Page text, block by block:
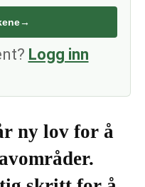
→
Logg inn
ny lov for å